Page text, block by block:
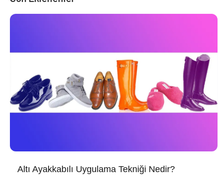
Altı Ayakkabılı Uygulama Tekniği Nedir?